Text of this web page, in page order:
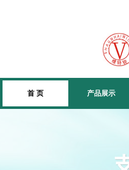
首 页 产品展示